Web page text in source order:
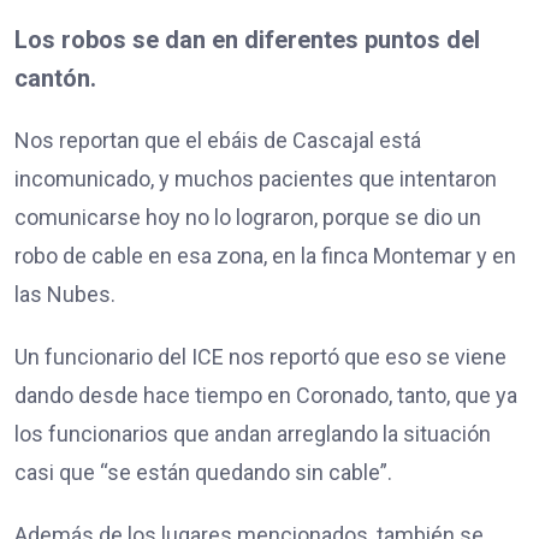
Los robos se dan en diferentes puntos del
cantón.
Nos reportan que el ebáis de Cascajal está
incomunicado, y muchos pacientes que intentaron
comunicarse hoy no lo lograron, porque se dio un
robo de cable en esa zona, en la finca Montemar y en
las Nubes.
Un funcionario del ICE nos reportó que eso se viene
dando desde hace tiempo en Coronado, tanto, que ya
los funcionarios que andan arreglando la situación
casi que “se están quedando sin cable”.